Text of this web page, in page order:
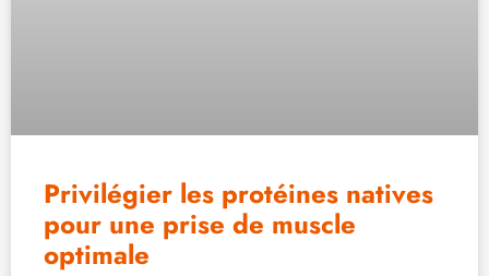
Privilégier les protéines natives
pour une prise de muscle
optimale